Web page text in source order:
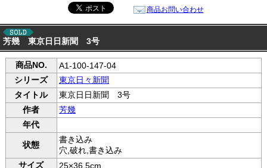
商品お問い合わせ
芳幾 東京日日新聞 3号
商品NO.
A1-100-147-04
シリーズ
東京日々新聞
タイトル
東京日日新聞 3号
作者
芳幾
年代
状態
書き込み
穴,破れ,書き込み
サイズ
25×36.5cm